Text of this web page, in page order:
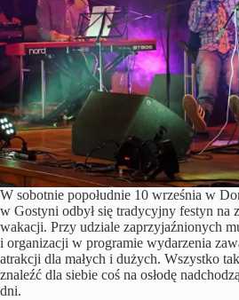
W sobotnie popołudnie 10 września w
w Gostyni odbył się tradycyjny festyn na
wakacji. Przy udziale zaprzyjaźnionych
i organizacji w programie wydarzenia
atrakcji dla małych i dużych. Wszystko
znaleźć dla siebie coś na osłodę
dni.